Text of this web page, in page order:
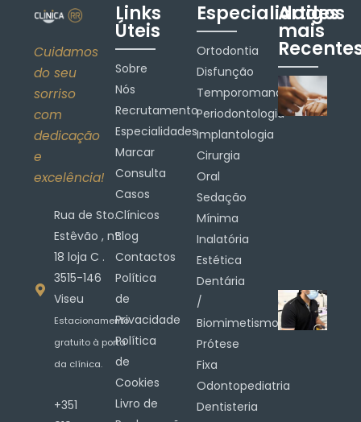
Cuidamos
do seu
sorriso
com
dedicação
e
excelência!
Rua de Sto.
Estêvão , nº.
18 loja C .
3515-146
Viseu
Estacionamento
gratuito à porta
da clínica.
+351
Links
Úteis
Sobre
Nós
Recrutamento
Especialidades
Marcar
Consulta
Casos
Clínicos
Blog
Contactos
Política
de
Privacidade
Política
de
Cookies
Livro de
Especialidades
Ortodontia
Disfunção
Temporomandibular
Periodontologia
Implantologia
Cirurgia
Oral
Sedação
Mínima
Inalatória
Estética
Dentária
/
Biomimetismo
Prótese
Fixa
Odontopediatria
Dentisteria
Artigos
mais